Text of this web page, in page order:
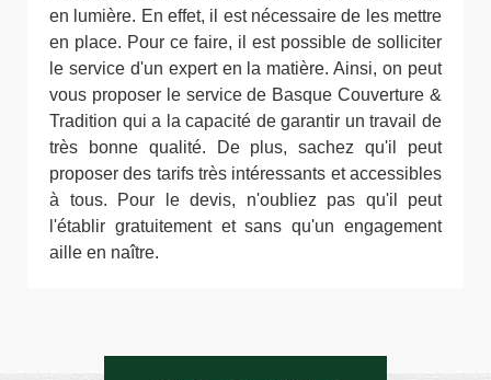
en lumière. En effet, il est nécessaire de les mettre
en place. Pour ce faire, il est possible de solliciter
le service d'un expert en la matière. Ainsi, on peut
vous proposer le service de Basque Couverture &
Tradition qui a la capacité de garantir un travail de
très bonne qualité. De plus, sachez qu'il peut
proposer des tarifs très intéressants et accessibles
à tous. Pour le devis, n'oubliez pas qu'il peut
l'établir gratuitement et sans qu'un engagement
aille en naître.